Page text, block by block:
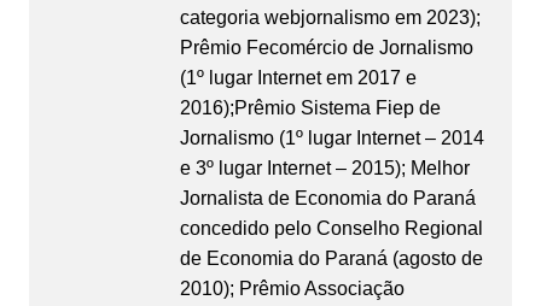
categoria webjornalismo em 2023);
Prêmio Fecomércio de Jornalismo
(1º lugar Internet em 2017 e
2016);Prêmio Sistema Fiep de
Jornalismo (1º lugar Internet – 2014
e 3º lugar Internet – 2015); Melhor
Jornalista de Economia do Paraná
concedido pelo Conselho Regional
de Economia do Paraná (agosto de
2010); Prêmio Associação